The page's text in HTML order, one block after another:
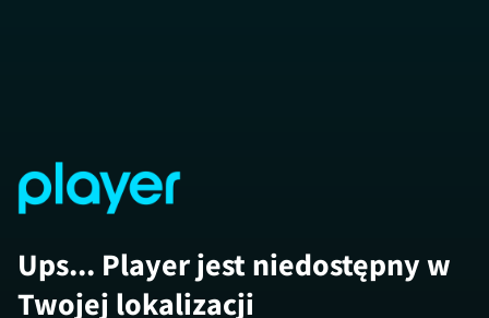
Ups... Player jest niedostępny w
Twojej lokalizacji